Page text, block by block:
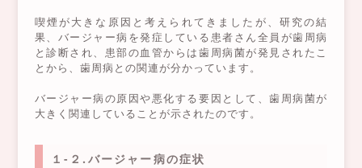
喫煙が大きな原因と考えられてきましたが、研究の結
果、バージャー病を発症している患者さん全員が歯周病
と診断され、患部の血管からは歯周病菌が発見されたこ
とから、歯周病との関連が分かっています。
バージャー病の原因や悪化する要因として、歯周病菌が
大きく関連していることが示されたのです。
１-２.バージャー病の症状